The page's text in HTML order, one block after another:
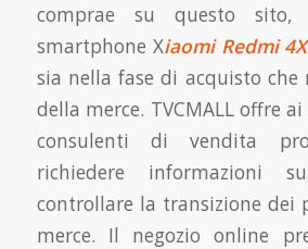
comprae su questo
smartphone Xiaomi Redmi 4X
sia nella fase di acquisto che
della merce. TVCMALL offre
consulenti di vendita
richiedere informazioni
controllare la transizione dei
merce. Il negozio online